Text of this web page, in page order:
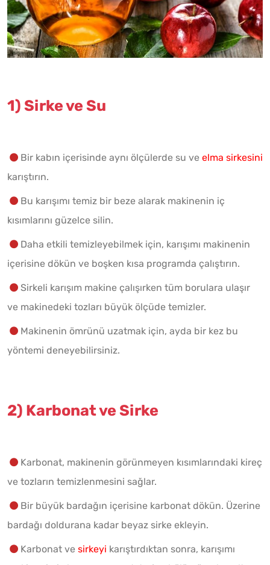
1) Sirke ve Su
Bir kabın içerisinde aynı ölçülerde su ve elma sirkesini
karıştırın.
Bu karışımı temiz bir beze alarak makinenin iç
kısımlarını güzelce silin.
Daha etkili temizleyebilmek için, karışımı makinenin
içerisine dökün ve boşken kısa programda çalıştırın.
Sirkeli karışım makine çalışırken tüm borulara ulaşır
ve makinedeki tozları büyük ölçüde temizler.
Makinenin ömrünü uzatmak için, ayda bir kez bu
yöntemi deneyebilirsiniz.
2) Karbonat ve Sirke
Karbonat, makinenin görünmeyen kısımlarındaki kireç
ve tozların temizlenmesini sağlar.
Bir büyük bardağın içerisine karbonat dökün. Üzerine
bardağı doldurana kadar beyaz sirke ekleyin.
Karbonat ve sirkeyi karıştırdıktan sonra, karışımı